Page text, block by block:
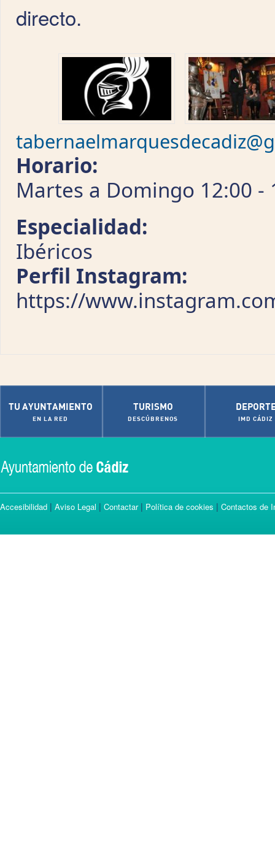
directo.
Horario:
Martes a Domingo 12:00 -
Especialidad:
Ibéricos
Perfil Instagram:
https://
TU AYUNTAMIENTO
EN LA RED
TURISMO
DESCÚBRENOS IMD CÁDIZ
Accesibilidad | Aviso Legal | Contactar| Política de cookies | Contactos de